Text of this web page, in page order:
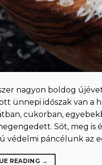
nagyon boldog
ünnepi időszak van a
cukorban,
Sőt, meg
védelmi páncélunk az
READING →